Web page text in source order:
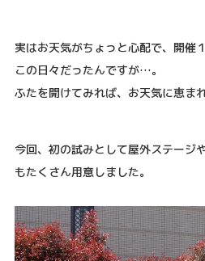
実はお天気がちょっと心配で、開催
この日々だったんですが…。
ふたを開けてみれば、お天気に恵ま
今回、初の試みとして屋外ステージ
もたくさん用意しました。